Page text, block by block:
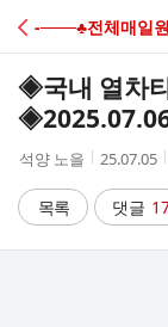
C
A
-───♣전체매일
◈국내 열차
작
자
석양 노을
작
시
간
25.07.05
목록 댓글